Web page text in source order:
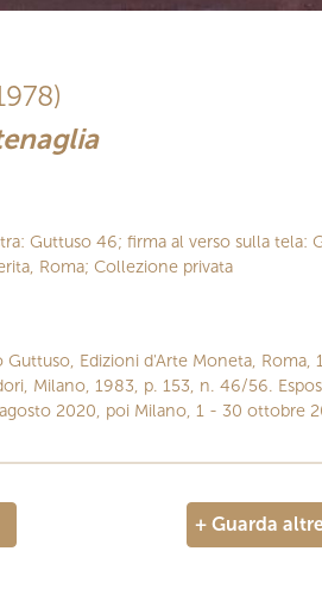
Guttuso 46; firma al verso sulla
Roma; Collezione privata
Guttuso, Edizioni d'Arte Moneta,
Milano, 1983, p. 153, n. 46/56.
2020, poi Milano, 1 - 30 ottobre
+ Guarda